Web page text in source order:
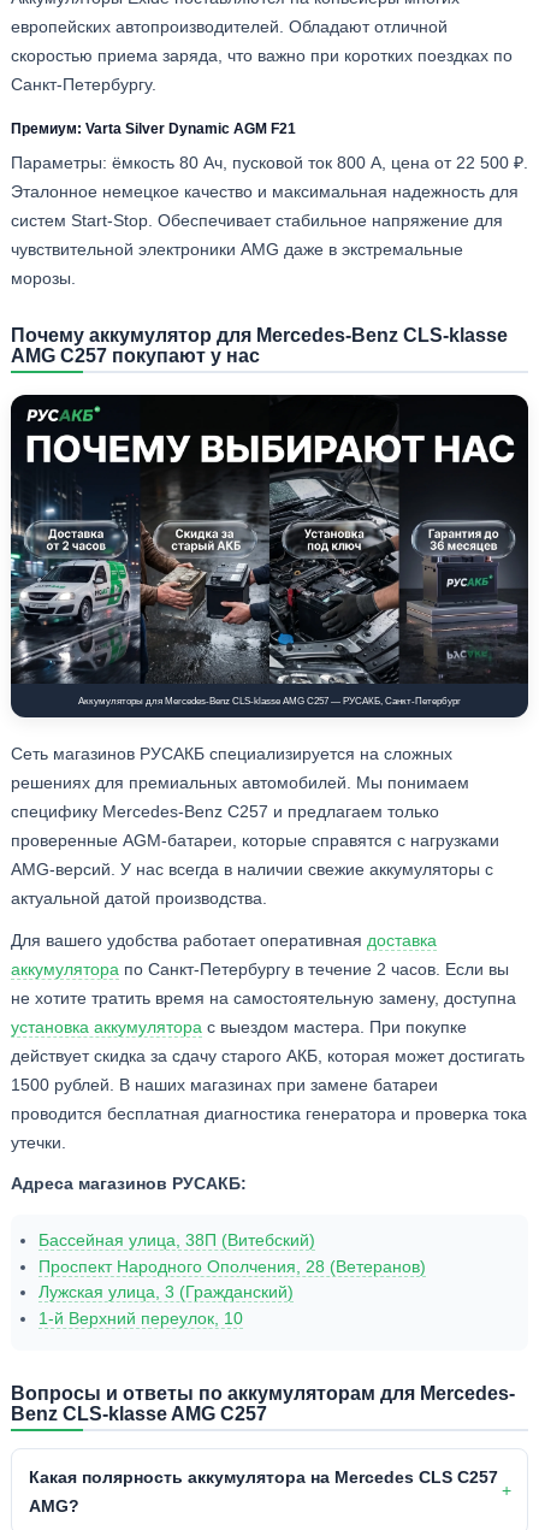
европейских автопроизводителей. Обладают отличной
скоростью приема заряда, что важно при коротких поездках по
Санкт-Петербургу.
Премиум: Varta Silver Dynamic AGM F21
Параметры: ёмкость 80 Ач, пусковой ток 800 А, цена от 22 500 ₽.
Эталонное немецкое качество и максимальная надежность для
систем Start-Stop. Обеспечивает стабильное напряжение для
чувствительной электроники AMG даже в экстремальные
морозы.
Почему аккумулятор для Mercedes-Benz CLS-klasse
AMG C257 покупают у нас
Аккумуляторы для Mercedes-Benz CLS-klasse AMG C257 — РУСАКБ, Санкт-Петербург
Сеть магазинов РУСАКБ специализируется на сложных
решениях для премиальных автомобилей. Мы понимаем
специфику Mercedes-Benz C257 и предлагаем только
проверенные AGM-батареи, которые справятся с нагрузками
AMG-версий. У нас всегда в наличии свежие аккумуляторы с
актуальной датой производства.
Для вашего удобства работает оперативная доставка
аккумулятора по Санкт-Петербургу в течение 2 часов. Если вы
не хотите тратить время на самостоятельную замену, доступна
установка аккумулятора с выездом мастера. При покупке
действует скидка за сдачу старого АКБ, которая может достигать
1500 рублей. В наших магазинах при замене батареи
проводится бесплатная диагностика генератора и проверка тока
утечки.
Адреса магазинов РУСАКБ:
Бассейная улица, 38П (Витебский)
Проспект Народного Ополчения, 28 (Ветеранов)
Лужская улица, 3 (Гражданский)
1-й Верхний переулок, 10
Вопросы и ответы по аккумуляторам для Mercedes-
Benz CLS-klasse AMG C257
Какая полярность аккумулятора на Mercedes CLS C257
AMG?